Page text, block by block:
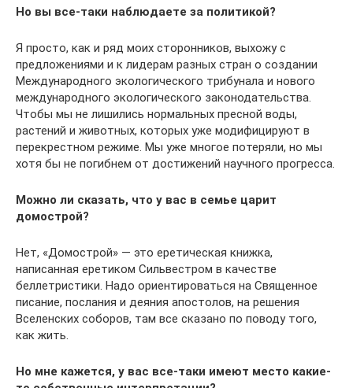
Но вы все-таки наблюдаете за политикой?
Я просто, как и ряд моих сторонников, выхожу с
предложениями и к лидерам разных стран о создании
Международного экологического трибунала и нового
международного экологического законодательства.
Чтобы мы не лишились нормальных пресной воды,
растений и животных, которых уже модифицируют в
перекрестном режиме. Мы уже многое потеряли, но мы
хотя бы не погибнем от достижений научного прогресса.
Можно ли сказать, что у вас в семье царит
домострой?
Нет, «Домострой» — это еретическая книжка,
написанная еретиком Сильвестром в качестве
беллетристики. Надо ориентироваться на Священное
писание, послания и деяния апостолов, на решения
Вселенских соборов, там все сказано по поводу того,
как жить.
Но мне кажется, у вас все-таки имеют место какие-